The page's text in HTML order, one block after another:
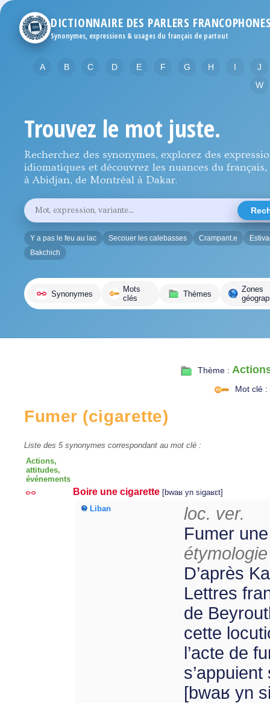
DICTIONNAIRE DES PARLERS
Synonymes, expressions & usages du français de partout
A B C D E F G H I
J
W
Trouvez le mot juste.
Recherchez des synonymes, explorez des
idiomatiques et découvrez les nuances du français,
à Abidjan, de Montréal à Dakar.
Rechercher
un
mot,
une
expression
ou
une
Y a pas le feu au lac Secouer les calebasses Crampant.e
Bakchich
Synonymes
Mots
clés
Thèmes
Zones
Thème :
Mot clé :
Fumer (cigarette)
Liste des 5 synonymes correspondant au mot clé :
Actions,
attitudes,
événements
Boire une cigarette [bwaʁ yn sigaʁɛt]
Liban
loc. ver.
Fumer
D’après
Lettres
de
cette
l’acte de
[bwaʁ yn